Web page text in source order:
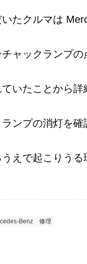
たクルマは
ャックランプの
いたことから
ンプの消灯を確
えで起こりう
Benz 修理